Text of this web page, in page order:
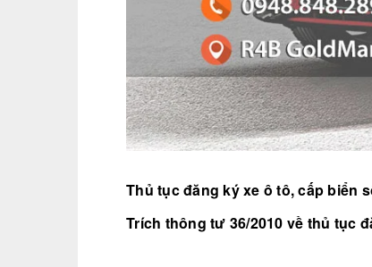
Thủ tục đăng ký xe ô tô, cấp biển
Trích thông tư 36/2010 về thủ tục